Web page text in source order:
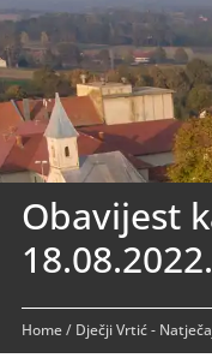
Obavijest
18.08.2022.
Home/ Dječji Vrtić -